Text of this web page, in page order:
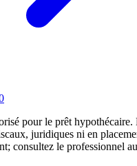
pour le prêt hypothécaire.
juridiques ni en
consultez le professionnel